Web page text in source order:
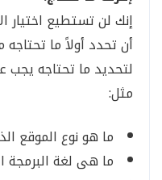
إنك لن تستطيع اختيار
أن تحدد أولاً ما
لتحديد ما تحتاجه
مثل:
ما هو نوع الموقع
ما هى لغة البرمجة